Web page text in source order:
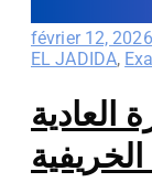
février 12, 2026
EL JADIDA,
العادية